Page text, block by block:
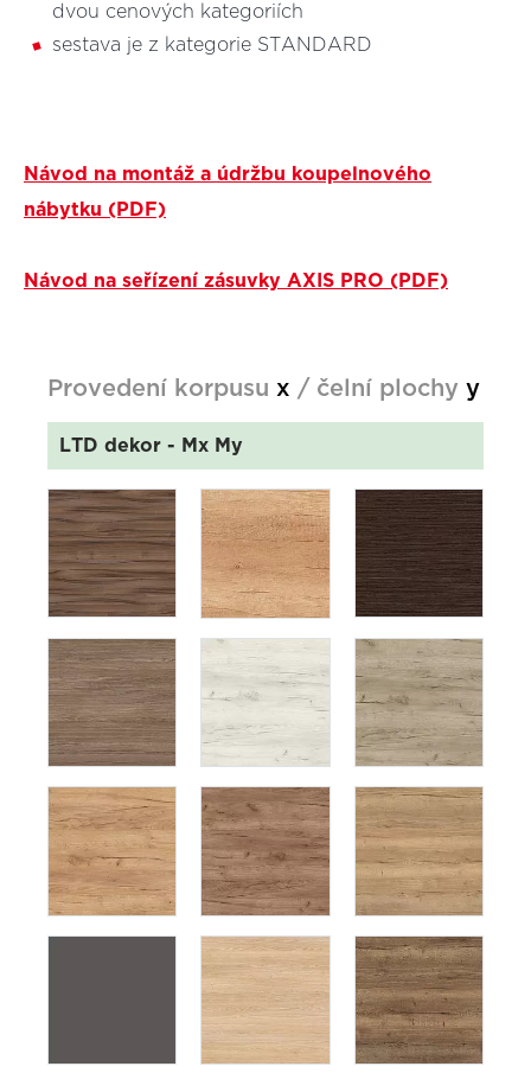
dvou cenových kategoriích
sestava je z kategorie STANDARD
Návod na montáž a údržbu koupelnového
nábytku (PDF)
Návod na seřízení zásuvky AXIS PRO (PDF)
Provedení korpusu x / čelní plochy y
LTD dekor - Mx My